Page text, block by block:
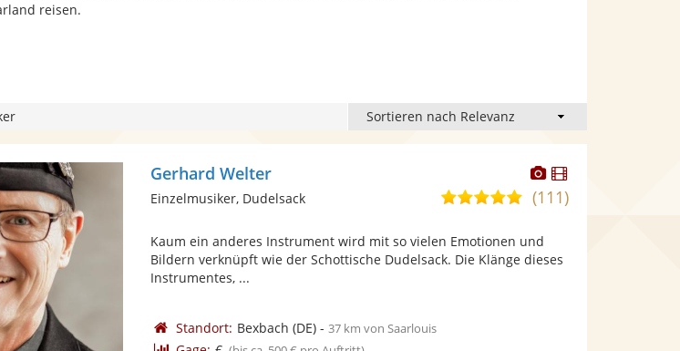
reisen.
Dieser
Künstler
stellt
Dieser
Künstler
Gerhard Welter
5,0
5
Sternen
(111)
Einzelmusiker, Dudelsack
Kaum ein anderes Instrument wird mit so vielen Emotionen und
Bildern verknüpft wie der Schottische Dudelsack. Die Klänge dieses
Instrumentes, ...
Standort: Bexbach (DE)- 37 km von Saarlouis